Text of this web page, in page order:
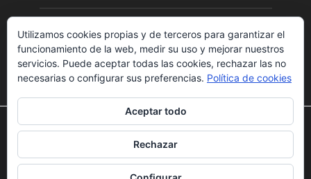
Copyright © 2018.Fly News.Noticias aerospacial
UAS aviación comercial
Utilizamos cookies para ofrecerte la mejor experiencia en
nuestra web.
Puedes aprender más sobre qué cookies utilizamos o
desactivarlas en losajustes.
Utilizamos cookies propias y de terceros para garantizar el
funcionamiento de la web, medir su uso y mejorar nuestros
servicios. Puede aceptar todas las cookies, rechazar las no
necesarias o configurar sus preferencias. Política de cookies
Aceptar todo
Rechazar